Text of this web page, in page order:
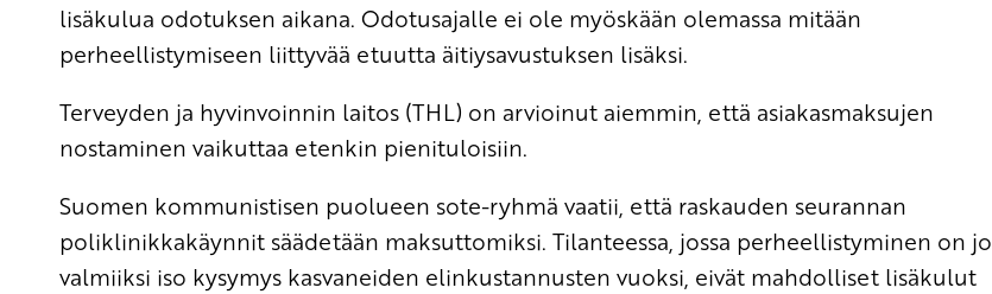
lisäkulua odotuksen aikana. Odotusajalle ei ole myöskään olemassa mitään
perheellistymiseen liittyvää etuutta äitiysavustuksen lisäksi.
Terveyden ja hyvinvoinnin laitos (THL) on arvioinut aiemmin, että asiakasmaksujen
nostaminen vaikuttaa etenkin pienituloisiin.
Suomen kommunistisen puolueen sote-ryhmä vaatii, että raskauden seurannan
poliklinikkakäynnit säädetään maksuttomiksi. Tilanteessa, jossa perheellistyminen on jo
valmiiksi iso kysymys kasvaneiden elinkustannusten vuoksi, eivät mahdolliset lisäkulut